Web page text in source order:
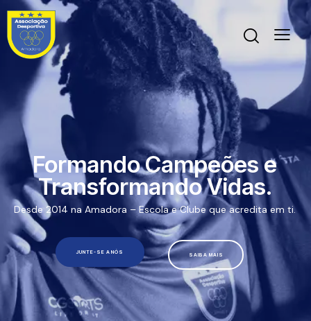
SAIBA MAIS
JUNTE-SE A NÓS
Desde 2014 na Amadora – Escola e Clube que acredita em ti.
Formando Campeões e
Transformando Vidas.